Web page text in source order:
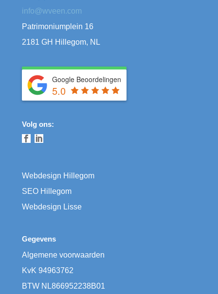
info@wveen.com
Patrimoniumplein 16
2181 GH Hillegom, NL
Google Beoordelingen
5.0
Volg ons:
Webdesign Hillegom
SEO Hillegom
Webdesign Lisse
Gegevens
Algemene voorwaarden
KvK ​94963762
BTW ​NL866952238B01